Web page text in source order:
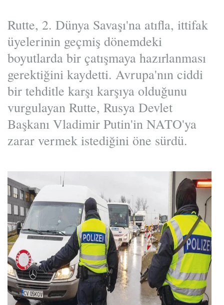
Rutte, 2. Dünya Savaşı'na atıfla, ittifak
üyelerinin geçmiş dönemdeki
boyutlarda bir çatışmaya hazırlanması
gerektiğini kaydetti. Avrupa'nın ciddi
bir tehditle karşı karşıya olduğunu
vurgulayan Rutte, Rusya Devlet
Başkanı Vladimir Putin'in NATO'ya
zarar vermek istediğini öne sürdü.